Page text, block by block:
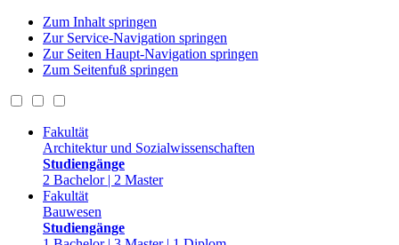
Zum Inhalt springen
Zur Service-Navigation springen
Zur Seiten Haupt-Navigation springen
Zum Seitenfuß springen
Fakultät
Architektur und Sozialwissenschaften
Studiengänge
2 Bachelor | 2 Master
Fakultät
Bauwesen
Studiengänge